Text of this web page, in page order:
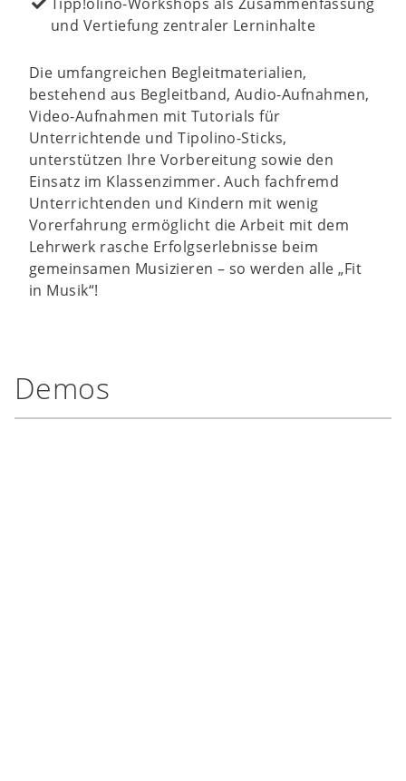
Tipp!olino-Workshops als Zusammenfassung
und Vertiefung zentraler Lerninhalte
Die umfangreichen Begleitmaterialien,
bestehend aus Begleitband, Audio-Aufnahmen,
Video-Aufnahmen mit Tutorials für
Unterrichtende und Tipolino-Sticks,
unterstützen Ihre Vorbereitung sowie den
Einsatz im Klassenzimmer. Auch fachfremd
Unterrichtenden und Kindern mit wenig
Vorerfahrung ermöglicht die Arbeit mit dem
Lehrwerk rasche Erfolgserlebnisse beim
gemeinsamen Musizieren – so werden alle „Fit
in Musik“!
Demos